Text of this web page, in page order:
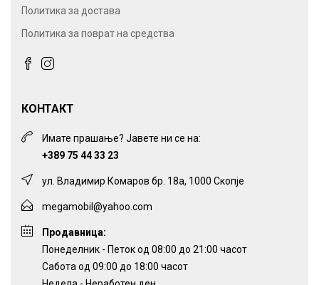
Политика за достава
Политика за поврат на средства
КОНТАКТ
Имате прашање? Јавете ни се на:
+389 75 44 33 23
ул. Владимир Комаров бр. 18а, 1000 Скопје
megamobil@yahoo.com
Продавница:
Понеделник - Петок од 08:00 до 21:00 часот
Сабота од 09:00 до 18:00 часот